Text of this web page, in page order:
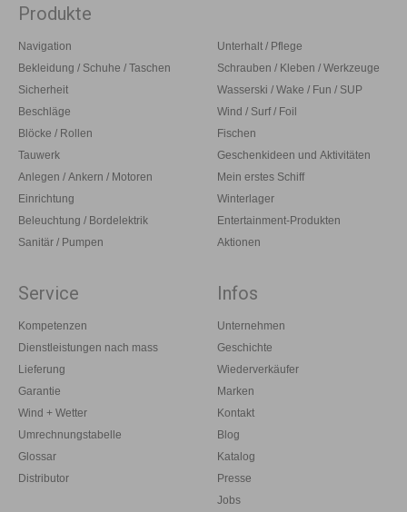
Produkte
Navigation
Bekleidung / Schuhe / Taschen
Sicherheit
Beschläge
Blöcke / Rollen
Tauwerk
Anlegen / Ankern / Motoren
Einrichtung
Beleuchtung / Bordelektrik
Sanitär / Pumpen
Unterhalt / Pflege
Schrauben / Kleben / Werkzeuge
Wasserski / Wake / Fun / SUP
Wind / Surf / Foil
Fischen
Geschenkideen und Aktivitäten
Mein erstes Schiff
Winterlager
Entertainment-Produkten
Aktionen
Service
Kompetenzen
Dienstleistungen nach mass
Lieferung
Garantie
Wind + Wetter
Umrechnungstabelle
Glossar
Distributor
Infos
Unternehmen
Geschichte
Wiederverkäufer
Marken
Kontakt
Blog
Katalog
Presse
Jobs